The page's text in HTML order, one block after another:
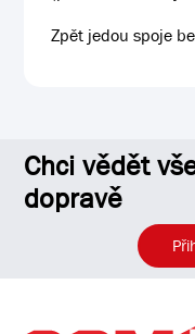
Zpět jedou spoje
Chci vědět
dopravě